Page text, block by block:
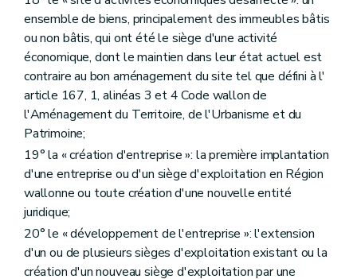
ensemble de biens, principalement des immeubles bâtis
ou non bâtis, qui ont été le siège d'une activité
économique, dont le maintien dans leur état actuel est
contraire au bon aménagement du site tel que défini à l'
article 167, 1, alinéas 3 et 4 Code wallon de
l'Aménagement du Territoire, de l'Urbanisme et du
Patrimoine;
19° la « création d'entreprise »: la première implantation
d'une entreprise ou d'un siège d'exploitation en Région
wallonne ou toute création d'une nouvelle entité
juridique;
20° le « développement de l'entreprise »: l'extension
d'un ou de plusieurs sièges d'exploitation existant ou la
création d'un nouveau siège d'exploitation par une